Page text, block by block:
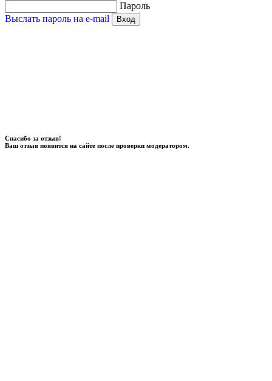
Пароль
Выслать пароль на e-mail
Вход
Спасибо за отзыв!
Ваш отзыв появится на сайте после проверки модератором.